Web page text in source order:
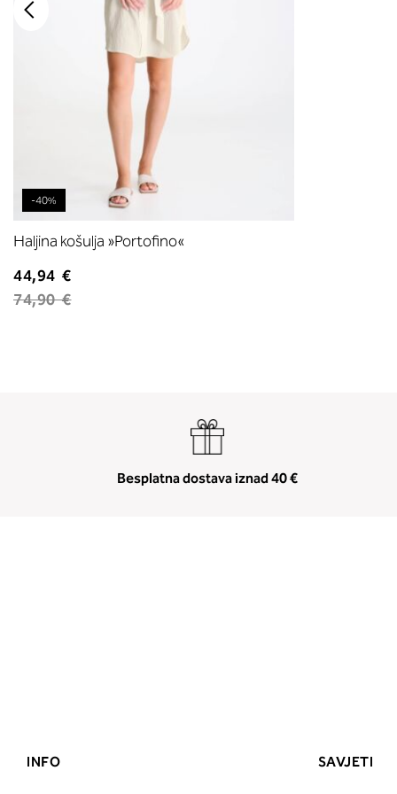
-40%
Haljina košulja »Portofino«
44,94 €
74,90 €
Besplatna dostava iznad 40 €
INFO SAVJETI